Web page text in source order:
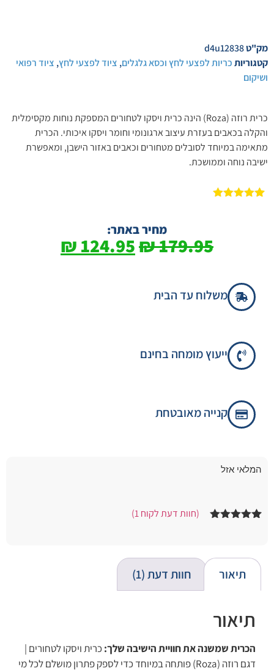
מק"טd4u12838
קטגוריותכריות לפצעי לחץ וכסא גלגלים, ציוד לפצעי לחץ, ציוד רפואי
ושיקום
כרית רוזה (Roza) הינה כרית ויסקו לטחורים המספקת נוחות מקסימלית
והקלה בכאבים בעזרת עיצוב ארגונומי וחומר ויסקו איכותי. הכרית
מתאימה במיוחד לסובלים מטחורים וכאבים באזור הישבן, ומאפשרת
ישיבה נוחה וממושכת.
מחיר באתר:
179.95
₪
124.95
₪
משלוח עד הבית
ייעוץ מומחה בחינם
קנייה מאובטחת
המלאי אזל
דירוגים של
לקוחות
(חוות דעת לקוח1
)
תיאור חוות דעת (1)
תיאור
הכרית שמשנה את חוויית הישיבה שלך: כרית ויסקו לטחורים |
דגם רוזה (Roza) פותחה במיוחד כדי לספק פתרון מושלם לכל מי